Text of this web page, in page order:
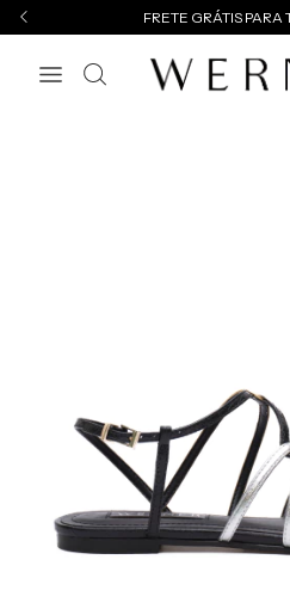
FRETE GRÁTIS PARA